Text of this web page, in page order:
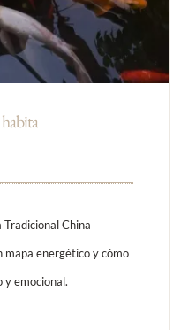
China
mapa energético y cómo
y emocional.